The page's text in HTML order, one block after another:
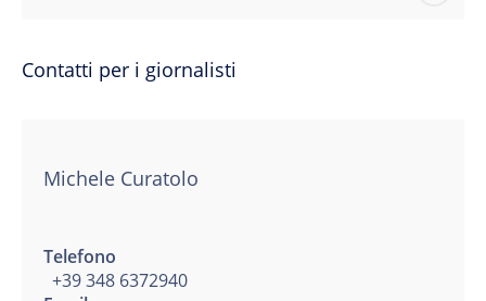
Contatti per i giornalisti
Michele Curatolo
Telefono
+39 348 6372940